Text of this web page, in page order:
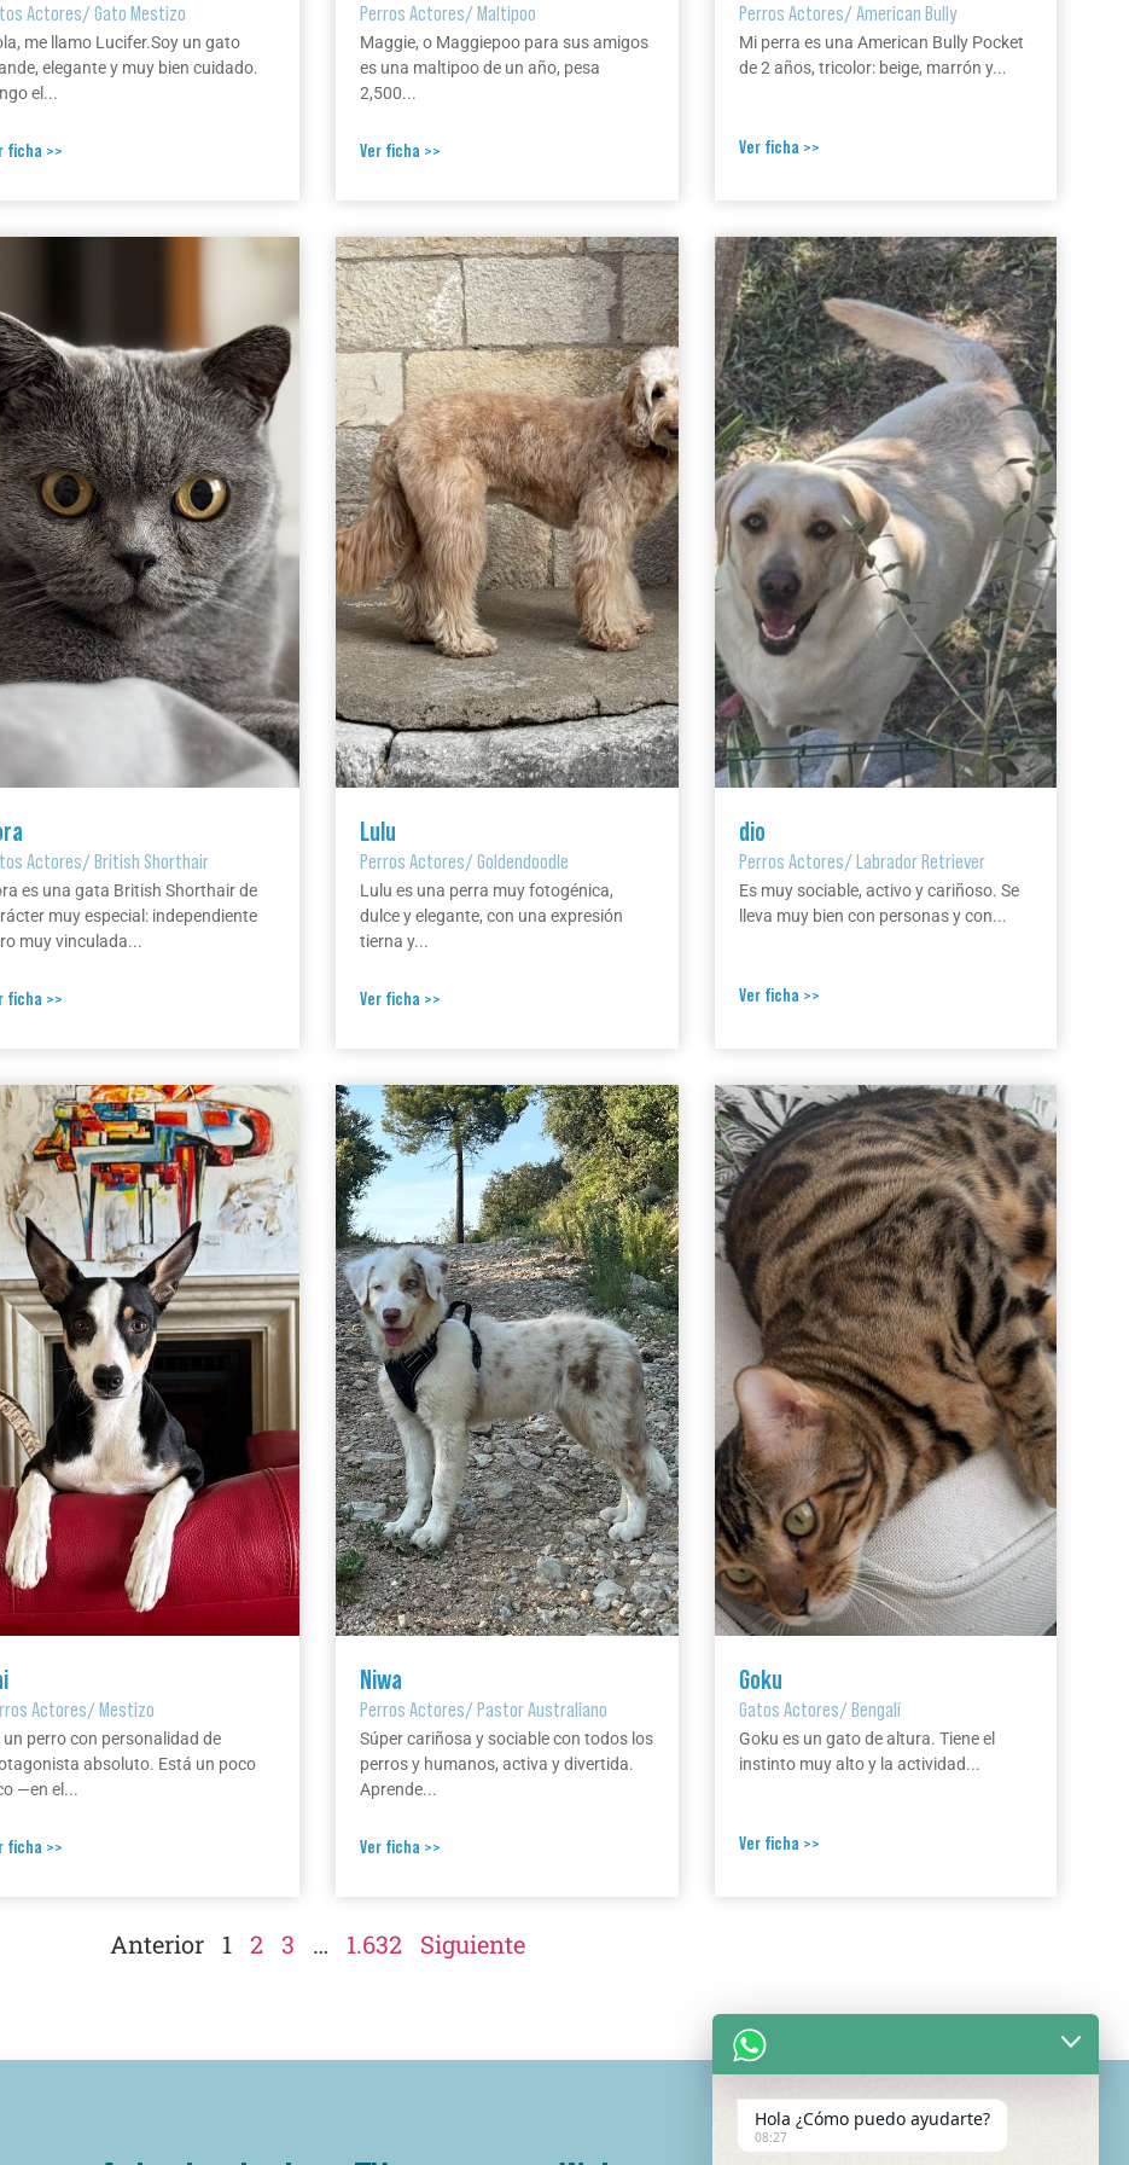
Actores/Gato Mestizo
me llamo Lucifer.Soy un gato
elegante y muy bien cuidado.
el...
ficha >>
Perros Actores/Maltipoo
Maggie, o Maggiepoo para sus amigos
es una maltipoo de un año, pesa
2,500...
Ver ficha >>
Perros Actores/American Bully
Mi perra es una American Bully Pocket
de 2 años, tricolor: beige, marrón y...
Ver ficha >>
Actores/British Shorthair
es una gata British Shorthair de
muy especial: independiente
muy vinculada...
ficha >>
Lulu
Perros Actores/Goldendoodle
Lulu es una perra muy fotogénica,
dulce y elegante, con una expresión
tierna y...
Ver ficha >>
dio
Perros Actores/Labrador Retriever
Es muy sociable, activo y cariñoso. Se
lleva muy bien con personas y con...
Ver ficha >>
Actores/Mestizo
un perro con personalidad de
absoluto. Está un poco
—en el...
ficha >>
Niwa
Perros Actores/Pastor Australiano
Súper cariñosa y sociable con todos los
perros y humanos, activa y divertida.
Aprende...
Ver ficha >>
Goku
Gatos Actores/Bengalí
Goku es un gato de altura. Tiene el
instinto muy alto y la actividad...
Ver ficha >>
Anterior 1 2 3 … 1.632 Siguiente
Hola ¿Cómo puedo ayudarte?
08:27